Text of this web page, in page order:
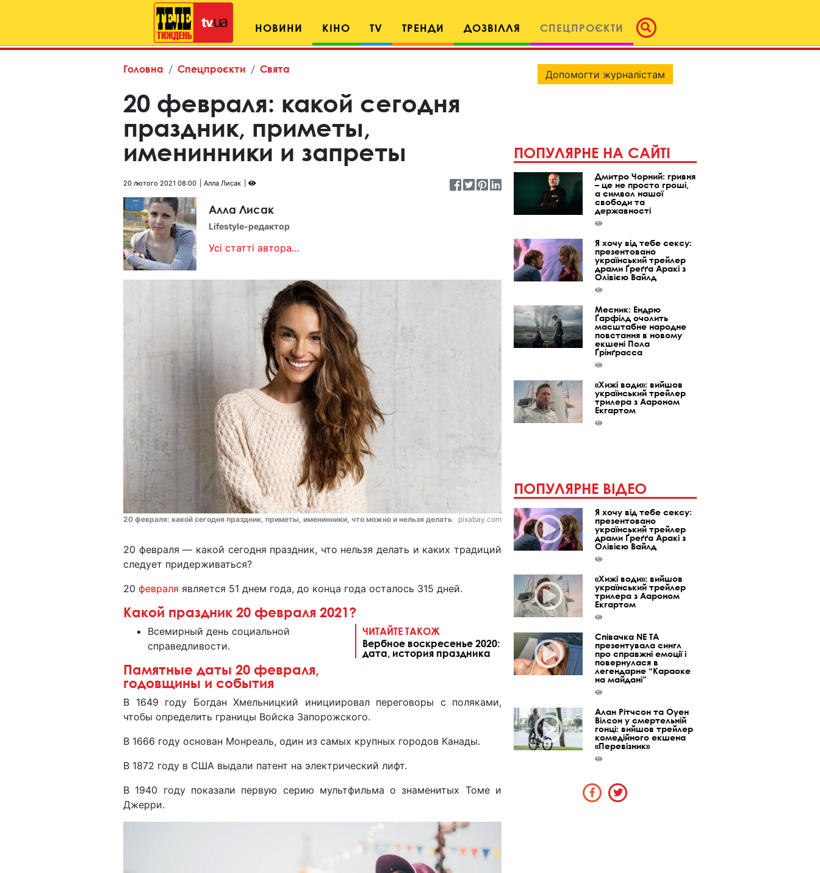
НОВИНИ КІНО TV ТРЕНДИ ДОЗВІЛЛЯ СПЕЦПРОЄКТИ
Головна Спецпроєкти Свята
20 февраля: какой сегодня
праздник, приметы,
именинники и запреты
20 лютого 2021 08:00 Алла Лисак
Алла Лисак
Lifestyle-редактор
Усі статті автора...
20 февраля: какой сегодня праздник, приметы, именинники, что можно и нельзя делать pixabay.com
20 февраля — какой сегодня праздник, что нельзя делать и каких традиций
следует придерживаться?
20 февраля является 51 днем года, до конца года осталось 315 дней.
Какой праздник 20 февраля 2021?
ЧИТАЙТЕ ТАКОЖ
Вербное воскресенье 2020:
дата, история праздника
Всемирный день социальной
справедливости.
Памятные даты 20 февраля,
годовщины и события
В 1649 году Богдан Хмельницкий инициировал переговоры с поляками,
чтобы определить границы Войска Запорожского.
В 1666 году основан Монреаль, один из самых крупных городов Канады.
В 1872 году в США выдали патент на электрический лифт.
В 1940 году показали первую серию мультфильма о знаменитых Томе и
Джерри.
Допомогти журналістам
ПОПУЛЯРНЕ НА САЙТІ
Дмитро Чорний: гривня
– це не просто гроші,
а символ нашої
свободи та
державності
Я хочу від тебе сексу:
презентовано
український трейлер
драми Ґреґґа Аракі з
Олівією Вайлд
Месник: Ендрю
Ґарфілд очолить
масштабне народне
повстання в новому
екшені Пола
Ґрінґрасса
«Хижі води»: вийшов
український трейлер
трилера з Аароном
Екгартом
ПОПУЛЯРНЕ ВІДЕО
Я хочу від тебе сексу:
презентовано
український трейлер
драми Ґреґґа Аракі з
Олівією Вайлд
«Хижі води»: вийшов
український трейлер
трилера з Аароном
Екгартом
Співачка NE TA
презентувала сингл
про справжні емоції і
повернулася в
легендарне “Караоке
на майдані”
Алан Рітчсон та Оуен
Вілсон у смертельній
гонці: вийшов трейлер
комедійного екшена
«Перевізник»